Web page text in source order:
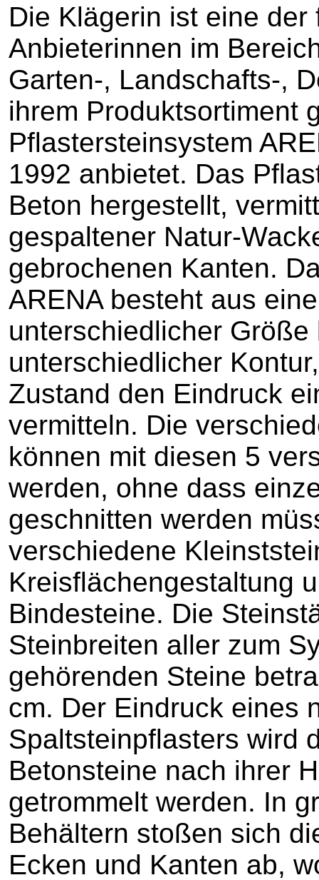
Die Klägerin ist eine
Anbieterinnen im
Garten-, Landschafts-,
ihrem Produktsortiment
Pflastersteinsystem
1992 anbietet. Das
Beton hergestellt,
gespaltener Natur-
gebrochenen Kanten.
ARENA besteht aus
unterschiedlicher
unterschiedlicher
Zustand den Eindruck
vermitteln. Die
können mit diesen 5
werden, ohne dass
geschnitten werden
verschiedene
Kreisflächengestaltung
Bindesteine. Die
Steinbreiten aller zum
gehörenden Steine
cm. Der Eindruck eines
Spaltsteinpflasters wird
Betonsteine nach ihrer
getrommelt werden. In
Behältern stoßen sich
Ecken und Kanten ab,